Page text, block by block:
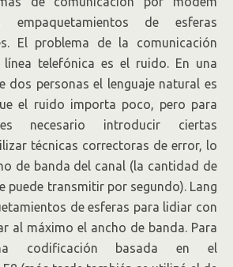
empaquetamientos de esferas
El problema de la comunicación
línea telefónica es el ruido. En una
dos personas el lenguaje natural es
el ruido importa poco, pero para
necesario introducir ciertas
técnicas correctoras de error, lo
de banda del canal (la cantidad de
puede transmitir por segundo). Lang
de esferas para lidiar con
al máximo el ancho de banda. Para
codificación basada en el